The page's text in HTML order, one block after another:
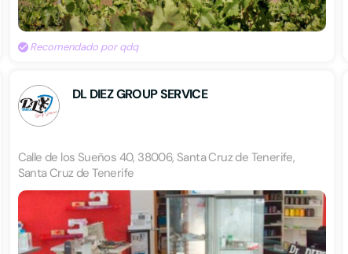
Recomendado por qdq
DL DIEZ GROUP SERVICE
Calle de los Sueños 40, 38006, Santa Cruz de Tenerife,
Santa Cruz de Tenerife